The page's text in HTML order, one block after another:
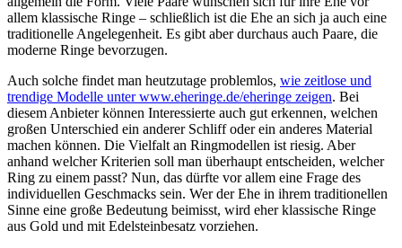
allem klassische Ringe – schließlich ist die Ehe an sich ja auch eine
traditionelle Angelegenheit. Es gibt aber durchaus auch Paare, die
moderne Ringe bevorzugen.
Auch solche findet man heutzutage problemlos, wie zeitlose und
trendige Modelle unter www.eheringe.de/eheringe zeigen. Bei
diesem Anbieter können Interessierte auch gut erkennen, welchen
großen Unterschied ein anderer Schliff oder ein anderes Material
machen können. Die Vielfalt an Ringmodellen ist riesig. Aber
anhand welcher Kriterien soll man überhaupt entscheiden, welcher
Ring zu einem passt? Nun, das dürfte vor allem eine Frage des
individuellen Geschmacks sein. Wer der Ehe in ihrem traditionellen
Sinne eine große Bedeutung beimisst, wird eher klassische Ringe
aus Gold und mit Edelsteinbesatz vorziehen.